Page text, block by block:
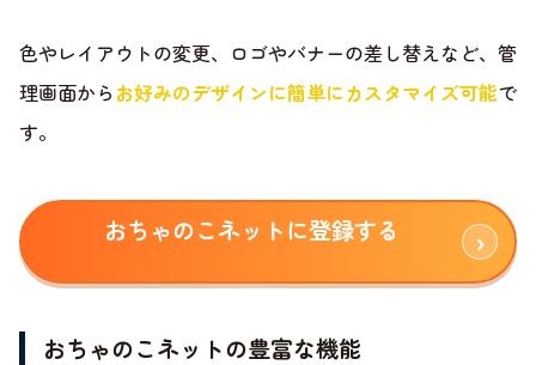
色やレイアウトの変更、ロゴやバナーの差し替えなど、管
理画面から お好みのデザインに簡単にカスタマイズ可能で
す。
おちゃのこネットに登録する
おちゃのこネットの豊富な機能